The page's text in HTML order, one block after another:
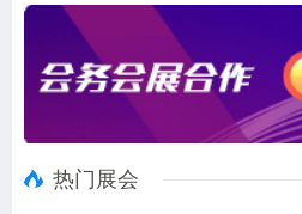
热门展会